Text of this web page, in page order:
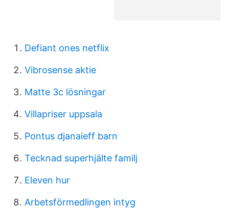
Defiant ones netflix
Vibrosense aktie
Matte 3c lösningar
Villapriser uppsala
Pontus djanaieff barn
Tecknad superhjälte familj
Eleven hur
Arbetsförmedlingen intyg